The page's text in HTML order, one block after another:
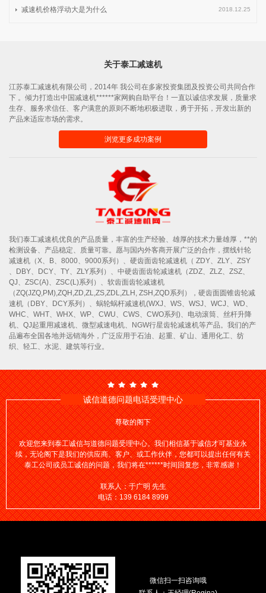
2018.12.25
减速机价格浮动大是为什么
关于泰工减速机
江苏泰工减速机有限公司，2014年 我公司在多家投资集团及投资公司共同合作
下 。倾力打造出中国减速机******家网购自助平台！一直以诚信求发展，质量求
生存、服务求信任、客户满意的原则不断地积极进取，勇于开拓，开发出新的
产品来适应市场的需求。
浏览更多成功案例
我们泰工减速机优良的产品质量，丰富的生产经验、雄厚的技术力量雄厚，**的
检测设备、产品稳定、质量可靠。愿与国内外客商开展广泛的合作，摆线针轮
减速机（X、B、8000、9000系列）、硬齿面齿轮减速机（ ZDY、ZLY、ZSY
、DBY、DCY、TY、ZLY系列）、中硬齿面齿轮减速机（ZDZ、ZLZ、ZSZ、
QJ、ZSC(A)、ZSC(L)系列）、软齿面齿轮减速机
（ZQ(JZQ,PM),ZQH,ZD,ZL,ZS,ZDL,ZLH, ZSH,ZQD系列），硬齿面圆锥齿轮减
速机（DBY、DCY系列）、蜗轮蜗杆减速机(WXJ、WS、WSJ、WCJ、WD、
WHC、WHT、WHX、WP、CWU、CWS、CWO系列)、电动滚筒、丝杆升降
机、QJ起重用减速机、微型减速电机、NGW行星齿轮减速机等产品。我们的产
品遍布全国各地并远销海外，广泛应用于石油、起重、矿山、通用化工、纺
织、轻工、水泥、建筑等行业。
诚信道德问题电话受理中心
尊敬的阁下
欢迎您来到泰工诚信与道德问题受理中心。我们相信基于诚信才可基业永
续，无论阁下是我们的供应商、客户、或工作伙伴，您都可以提出任何有关
泰工公司或员工诚信的问题，我们将在******时间回复您，非常感谢！
联系人：于广明 先生
电话：139 6184 8999
微信扫一扫咨询哦